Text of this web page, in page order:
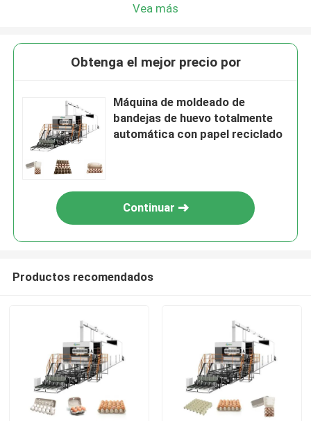
Vea más
Obtenga el mejor precio por
Máquina de moldeado de
bandejas de huevo totalmente
automática con papel reciclado
Continuar
Productos recomendados